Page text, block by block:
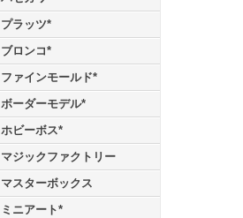
プラッツ*
ブロンコ*
ファインモールド*
ボーダーモデル*
ホビーボス*
マジックファクトリー
マスターボックス
ミニアート*